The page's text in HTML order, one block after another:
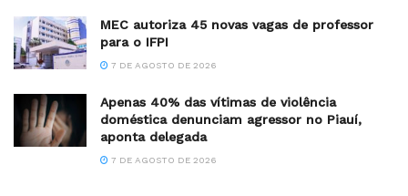
MEC autoriza 45 novas vagas de professor
para o IFPI
7 DE AGOSTO DE 2026
Apenas 40% das vítimas de violência
doméstica denunciam agressor no Piauí,
aponta delegada
7 DE AGOSTO DE 2026